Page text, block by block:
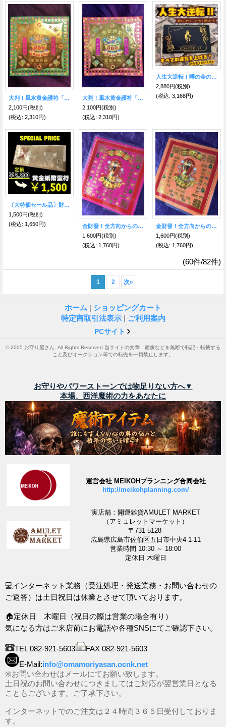
大判！風水黄金護符「招財進寳」緑
2,100円(税別)
(税込: 2,310円)
大判！風水黄金護符「招財進寳」赤
2,100円(税別)
(税込: 2,310円)
人生大逆転！噂の金のココペリ ゴールドVIPカード(GOLD VIP CARD)
2,880円(税別)
(税込: 3,168円)
〔大特価セール品〕財布や金庫に入れる！ 財運と幸福の黄金紙幣霊符★韓国伝統の符籍（プジョク）
1,500円(税別)
(税込: 1,650円)
金財發！全方向からの金運・財運を呼び込む神様＝五路財神護符☆ピンク色
1,600円(税別)
(税込: 1,760円)
金財發！全方向からの金運・財運を呼び込む神様＝五路財神護符☆橙色
1,600円(税別)
(税込: 1,760円)
(60件/82件)
1 2 次»
ホーム | ショッピングカート
特定商取引法表示 | ご利用案内
PCサイト
© 2005 お守り屋さん. All Rights Reserved 当サイトの文章、画像などを無断で転記・転載する
こと及びオークション等での転売を一切禁止します。
お守りやパワーストーンでは物足りない方へ▼
本場、西洋魔術の力をあなたに
運営会社 MEIKOHプランニング合同会社
http://meikohplanning.com/
実店舗：開運雑貨AMULET MARKET
（アミュレットマーケット）
〒731-5128
広島県広島市佐伯区五日市中央4-1-11
営業時間 10:30 ～ 18:00
定休日 木曜日
💻インターネット業務（受注処理・発送業務・お問い合わせの
ご返答）は土日祝日は休業とさせて頂いております。
🏠定休日 木曜日（祝日の際は営業の場合有り）
気になる方はご来店前にお電話や各種SNSにてご確認下さい。
TEL 082-921-5603
FAX 082-921-5603
E-Mail:info@omamoriyasan.ocnk.net
※お問い合わせはメールにてお願い致します。
土日祝のお問い合わせにつきましてはご対応が翌営業日となる
こともございます。ご了承下さい。
インターネットでのご注文は２４時間３６５日受付しておりま
す。